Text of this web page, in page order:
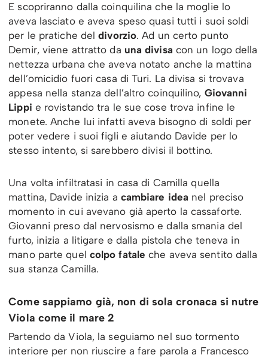
E scopriranno dalla coinquilina che la moglie lo
aveva lasciato e aveva speso quasi tutti i suoi soldi
per le pratiche deldivorzio. Ad un certo punto
Demir, viene attratto da una divisa con un logo della
nettezza urbana che aveva notato anche la mattina
dell’omicidio fuori casa di Turi. La divisa si trovava
appesa nella stanza dell’altro coinquilino, Giovanni
Lippi e rovistando tra le sue cose trova infine le
monete. Anche lui infatti aveva bisogno di soldi per
poter vedere i suoi figli e aiutando Davide per lo
stesso intento, si sarebbero divisi il bottino.
Una volta infiltratasi in casa di Camilla quella
mattina, Davide inizia a cambiare idea nel preciso
momento in cui avevano già aperto la cassaforte.
Giovanni preso dal nervosismo e dalla smania del
furto, inizia a litigare e dalla pistola che teneva in
mano parte quel colpo fatale che aveva sentito dalla
sua stanza Camilla.
Come sappiamo già, non di sola cronaca si nutre
Viola come il mare 2
Partendo da Viola, la seguiamo nel suo tormento
interiore per non riuscire a fare parola a Francesco